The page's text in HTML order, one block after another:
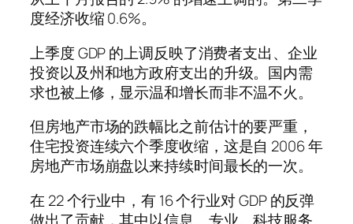
度经济收缩 0.6%。
上季度 GDP 的上调反映了消费者支出、企业
投资以及州和地方政府支出的升级。国内需
求也被上修，显示温和增长而非不温不火。
但房地产市场的跌幅比之前估计的要严重，
住宅投资连续六个季度收缩，这是自 2006 年
房地产市场崩盘以来持续时间最长的一次。
在 22 个行业中，有 16 个行业对 GDP 的反弹